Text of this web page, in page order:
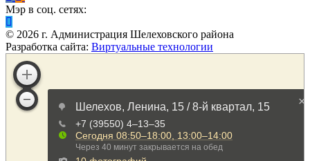
Мэр в соц. сетях:
© 2026 г. Администрация Шелеховского района
Разработка сайта: Виртуальные технологии